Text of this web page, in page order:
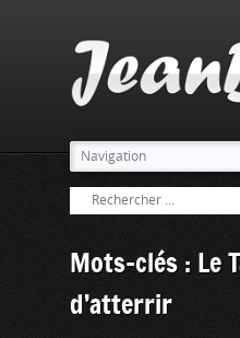
Mots-clés : Le
d’atterrir